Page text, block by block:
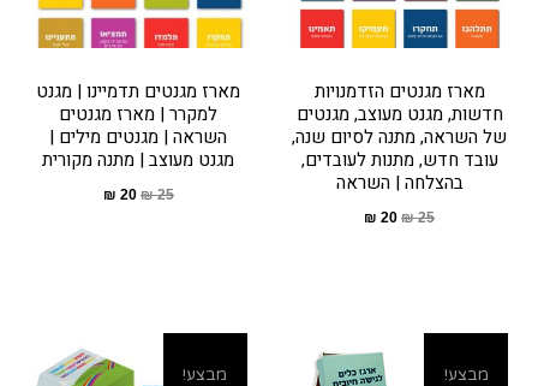
מארז מגנטים הזדמנויות
חדשות, מגנט מעוצב, מגנטים
של השראה, מתנה לסיום שנה,
עובד חדש, מתנות לעובדים,
בהצלחה | השראה
25
₪
20
₪
מארז מגנטים תדמיינו | מגנט
למקרר | מארז מגנטים
השראה | מגנטים מילים |
מגנט מעוצב | מתנה מקורית
25
₪
20
₪
מבצע! מבצע!